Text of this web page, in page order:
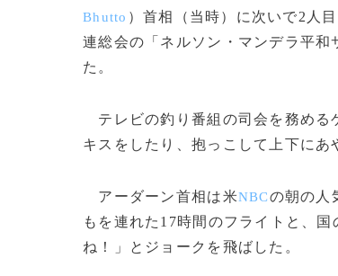
Bhutto ）首相（当時）に次いで2人
連総会の「ネルソン・マンデラ平和
た。
テレビの釣り番組の司会を務める
キスをしたり、抱っこして上下にあ
アーダーン首相は米NBCの朝の人
もを連れた17時間のフライトと、
ね！」とジョークを飛ばした。